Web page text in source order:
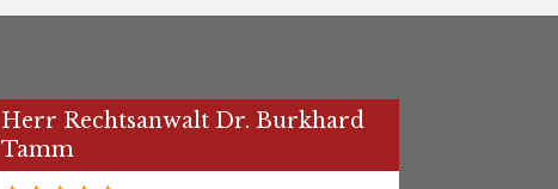
Herr Rechtsanwalt Dr. Burkhard
Tamm